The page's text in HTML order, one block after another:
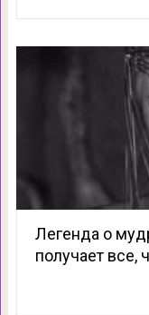
Легенда о
получает все,